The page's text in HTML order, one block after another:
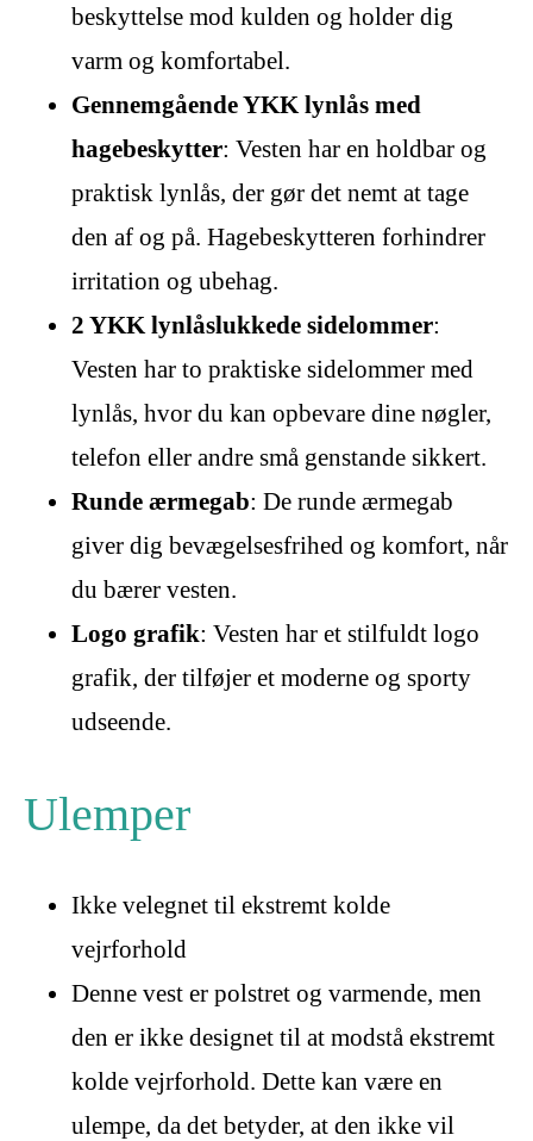
beskyttelse mod kulden og holder dig
varm og komfortabel.
Gennemgående YKK lynlås med
hagebeskytter: Vesten har en holdbar og
praktisk lynlås, der gør det nemt at tage
den af og på. Hagebeskytteren forhindrer
irritation og ubehag.
2 YKK lynlåslukkede sidelommer:
Vesten har to praktiske sidelommer med
lynlås, hvor du kan opbevare dine nøgler,
telefon eller andre små genstande sikkert.
Runde ærmegab: De runde ærmegab
giver dig bevægelsesfrihed og komfort, når
du bærer vesten.
Logo grafik: Vesten har et stilfuldt logo
grafik, der tilføjer et moderne og sporty
udseende.
Ulemper
Ikke velegnet til ekstremt kolde
vejrforhold
Denne vest er polstret og varmende, men
den er ikke designet til at modstå ekstremt
kolde vejrforhold. Dette kan være en
ulempe, da det betyder, at den ikke vil